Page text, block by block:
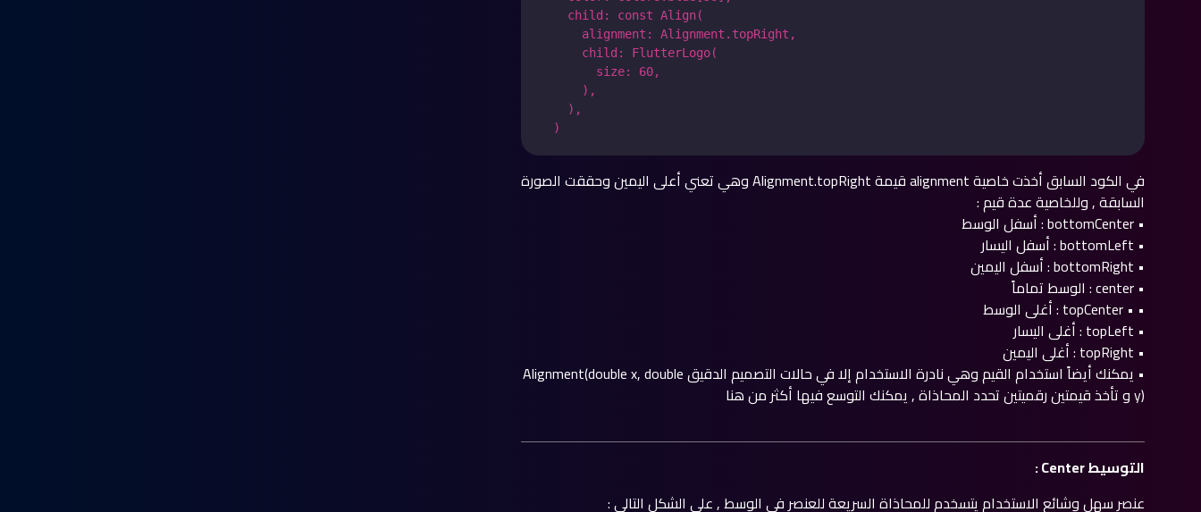
    child: const Align(
      alignment: Alignment.topRight,
      child: FlutterLogo(
        size: 60,
      ),
    ),
في الكود السابق أخذت خاصية alignment قيمة Alignment.topRight وهي تعني أعلى اليمين وحققت الصورة
السابقة , وللخاصية عدة قيم :
• bottomCenter : أسفل الوسط
• bottomLeft : أسفل اليسار
• bottomRight : أسفل اليمين
• center : الوسط تماماً
• • topCenter : أغلى الوسط
• topLeft : أغلى اليسار
• topRight : أغلى اليمين
• يمكنك أيضاً استخدام القيم وهي نادرة الاستخدام إلا في حالات التصميم الدقيق Alignment(double x, double
y) و تأخذ قيمتين رقميتين تحدد المحاذاة , يمكنك التوسع فيها أكثر من
هنا
التوسيط Center :
عنصر سهل وشائع الاستخدام يتسخدم للمحاذاة السريعة للعنصر في الوسط , على الشكل التالي :